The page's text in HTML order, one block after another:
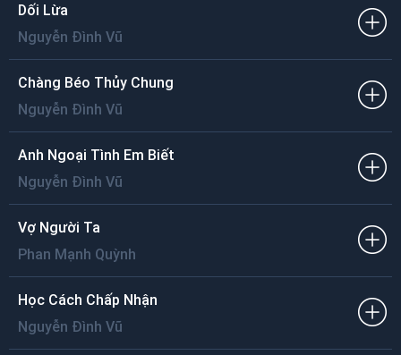
Mình gần nhau
Niềm hạnh phúc dâng tràn trong tim
Dối Lừa
Nguyễn Đình Vũ
Chàng Béo Thủy Chung
Nguyễn Đình Vũ
Anh Ngoại Tình Em Biết
Nguyễn Đình Vũ
Vợ Người Ta
Phan Mạnh Quỳnh
Học Cách Chấp Nhận
Nguyễn Đình Vũ